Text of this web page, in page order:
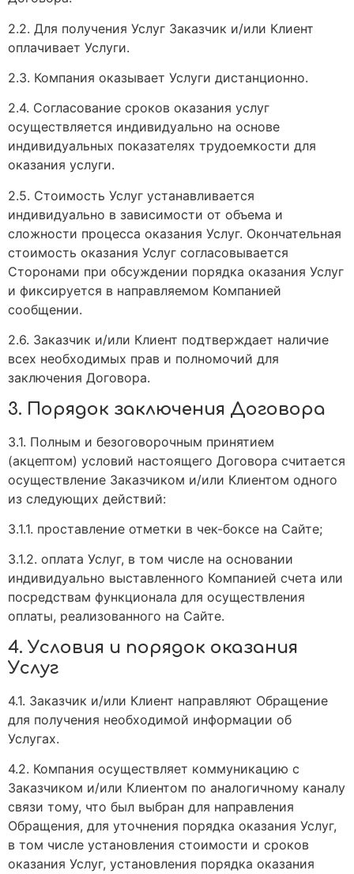
2.2. Для получения Услуг Заказчик и/или Клиент
оплачивает Услуги.
2.3. Компания оказывает Услуги дистанционно.
2.4. Согласование сроков оказания услуг
осуществляется индивидуально на основе
индивидуальных показателях трудоемкости для
оказания услуги.
2.5. Стоимость Услуг устанавливается
индивидуально в зависимости от объема и
сложности процесса оказания Услуг. Окончательная
стоимость оказания Услуг согласовывается
Сторонами при обсуждении порядка оказания Услуг
и фиксируется в направляемом Компанией
сообщении.
2.6. Заказчик и/или Клиент подтверждает наличие
всех необходимых прав и полномочий для
заключения Договора.
3. Порядок заключения Договора
3.1. Полным и безоговорочным принятием
(акцептом) условий настоящего Договора считается
осуществление Заказчиком и/или Клиентом одного
из следующих действий:
3.1.1. проставление отметки в чек-боксе на Сайте;
3.1.2. оплата Услуг, в том числе на основании
индивидуально выставленного Компанией счета или
посредствам функционала для осуществления
оплаты, реализованного на Сайте.
4. Условия и порядок оказания
Услуг
4.1. Заказчик и/или Клиент направляют Обращение
для получения необходимой информации об
Услугах.
4.2. Компания осуществляет коммуникацию с
Заказчиком и/или Клиентом по аналогичному каналу
связи тому, что был выбран для направления
Обращения, для уточнения порядка оказания Услуг,
в том числе установления стоимости и сроков
оказания Услуг, установления порядка оказания